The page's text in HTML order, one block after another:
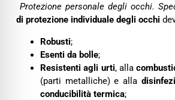
Protezione personale degli occhi.
di protezione individuale degli occhi
Robusti;
Esenti da bolle;
Resistenti agli urti, alla
(parti metalliche) e alla
conducibilità termica;